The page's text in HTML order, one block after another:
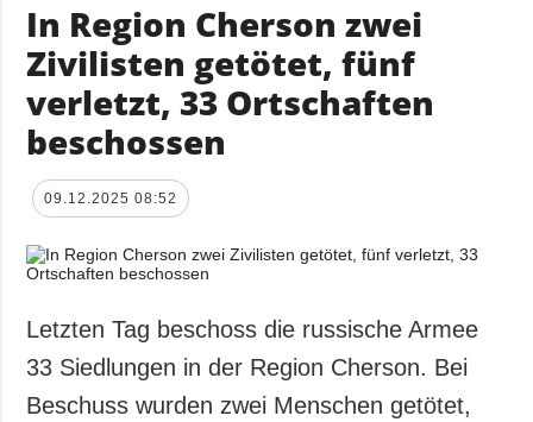
In Region Cherson zwei
Zivilisten getötet, fünf
verletzt, 33 Ortschaften
beschossen
09.12.2025 08:52
Letzten Tag beschoss die russische Armee
33 Siedlungen in der Region Cherson. Bei
Beschuss wurden zwei Menschen getötet,